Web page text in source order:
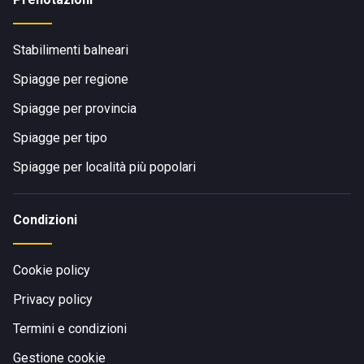
Stabilimenti balneari
Spiagge per regione
Spiagge per provincia
Spiagge per tipo
Spiagge per località più popolari
Condizioni
Cookie policy
Privacy policy
Termini e condizioni
Gestione cookie